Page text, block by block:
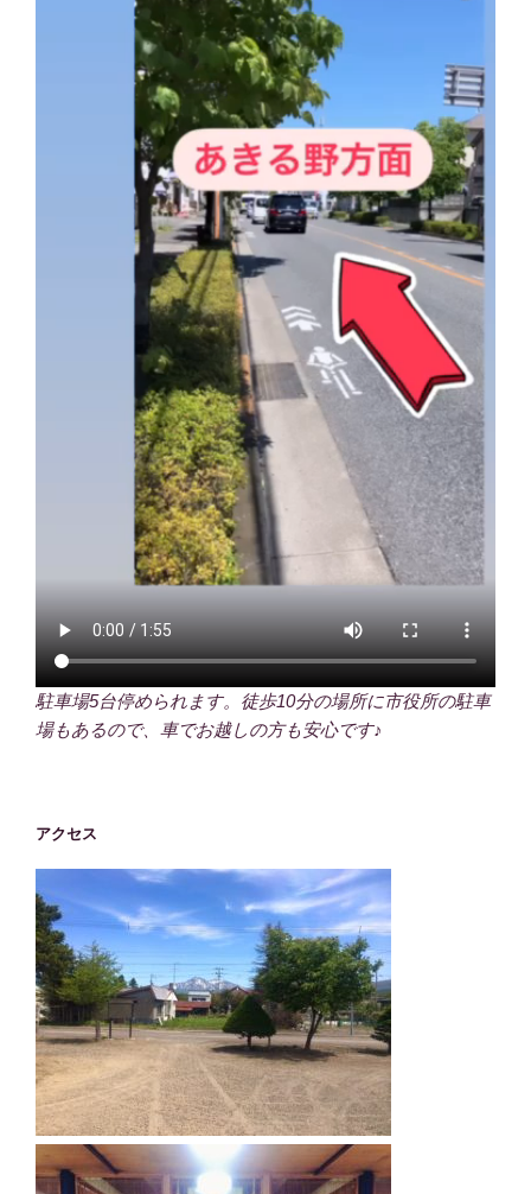
駐車場5台停められます。徒歩10分の場所に市役所の駐車
場もあるので、車でお越しの方も安心です♪
アクセス